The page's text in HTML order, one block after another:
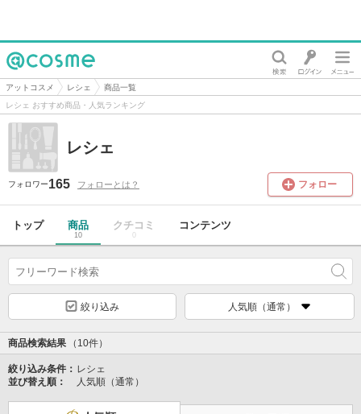
@cosme
アットコスメ レシェ
商品一覧
レシェ おすすめ商品・人気ランキング
レシェ
フォロワー165 フォローとは？ フォロー
トップ 商品
10
クチコミ
0
コンテンツ
絞り込み 人気順（通常）
商品検索結果 （10件）
絞り込み条件： レシェ
並び替え順：
人気順（通常）